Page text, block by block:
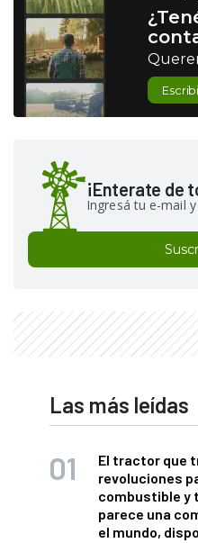
¡Enterate de
Ingresá tu e-mail
Las más leídas
El tractor que
revoluciones
combustible y
parece una
el mundo,